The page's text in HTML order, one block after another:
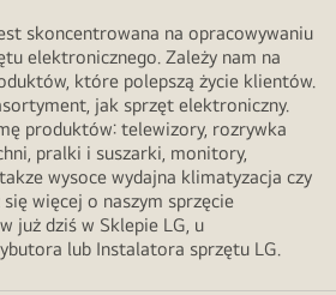
skoncentrowana na opracowywaniu
elektronicznego. Zależy nam na
które polepszą życie klientów.
jak sprzęt elektroniczny.
produktów: telewizory, rozrywka
pralki i suszarki, monitory,
wysoce wydajna klimatyzacja czy
się więcej o naszym sprzęcie
już dziś w Sklepie LG, u
lub Instalatora sprzętu LG.